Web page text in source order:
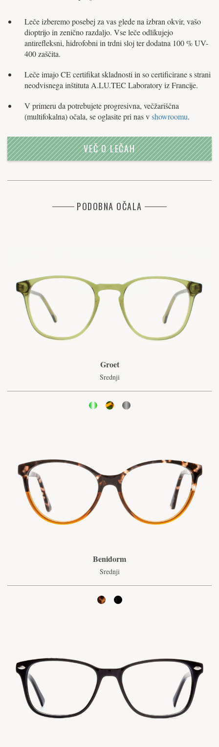
Leče izberemo posebej za vas glede na izbran okvir, vašo
dioptrijo in zenično razdaljo. Vse leče odlikujejo
antirefleksni, hidrofobni in trdni sloj ter dodatna 100 % UV-
400 zaščita.
Leče imajo CE certifikat skladnosti in so certificirane s strani
neodvisnega inštituta A.LU.TEC Laboratory iz Francije.
V primeru da potrebujete progresivna, večžariščna
(multifokalna) očala, se oglasite pri nas vshowroomu.
VEČ O LEČAH
PODOBNA OČALA
Groet
Srednji
Benidorm
Srednji